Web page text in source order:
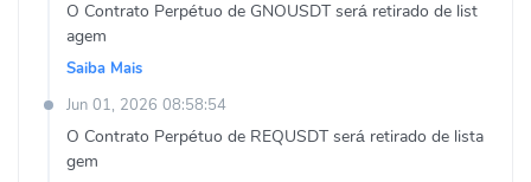
O Contrato Perpétuo de GNOUSDT será retirado de list
agem
Saiba Mais
Jun 01, 2026 08:58:54
O Contrato Perpétuo de REQUSDT será retirado de lista
gem